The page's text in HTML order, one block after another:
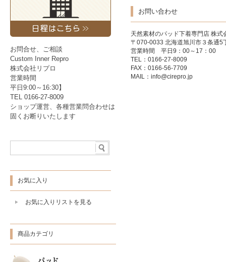
お問い合わせ
天然素材のパッド下着専門店 株式
〒070-0033 北海道旭川市３条通5
営業時間 平日9：00～17：00
TEL：0166-27-8009
FAX：0166-56-7709
MAIL： info@cirepro.jp
お問合せ、ご相談
Custom Inner Repro
株式会社リプロ
営業時間
平日9:00～16:30】
TEL 0166-27-8009
ショップ運営、各種営業問合わせは
固くお断りいたします
お気に入り
お気に入りリストを見る
商品カテゴリ